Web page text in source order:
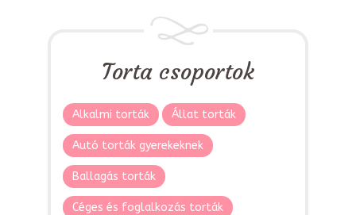
Torta csoportok
Alkalmi torták Állat torták
Autó torták gyerekeknek
Ballagás torták
Céges és foglalkozás torták